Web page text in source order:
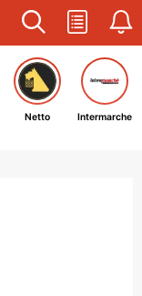
Netto Intermarche